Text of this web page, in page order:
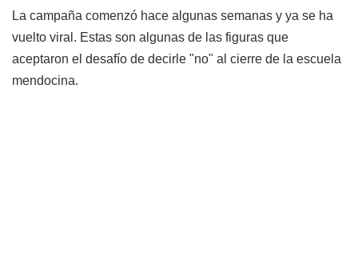
La campaña comenzó hace algunas semanas y ya se ha
vuelto viral. Estas son algunas de las figuras que
aceptaron el desafío de decirle "no" al cierre de la escuela
mendocina.